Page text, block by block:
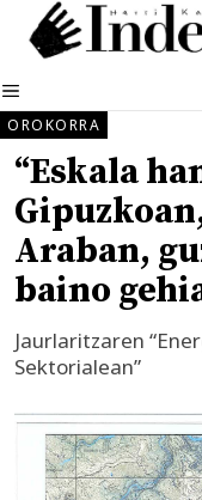
Edukira
salto
MENUA
OROKORRA
“Eskala
Araban,
baino
Jaurlaritzaren
Sektorialean”